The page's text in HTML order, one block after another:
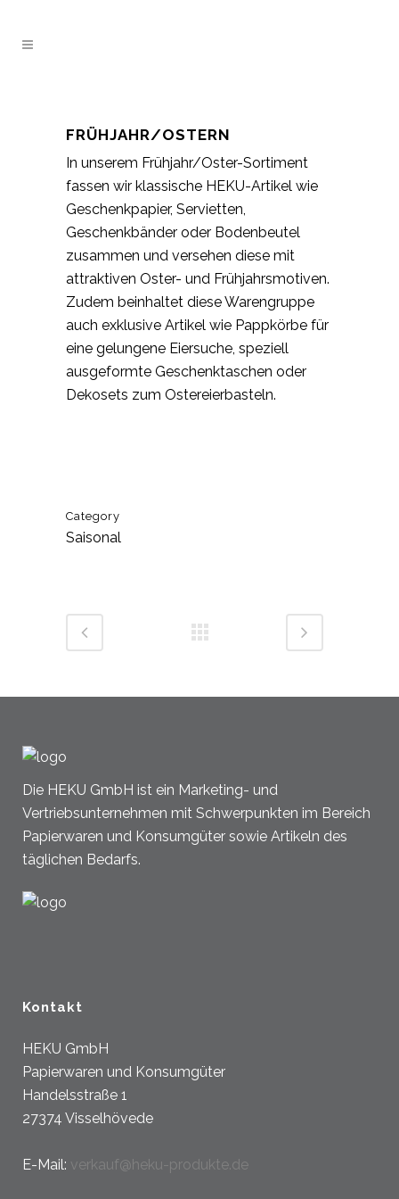
FRÜHJAHR/OSTERN
In unserem Frühjahr/Oster-Sortiment
fassen wir klassische HEKU-Artikel wie
Geschenkpapier, Servietten,
Geschenkbänder oder Bodenbeutel
zusammen und versehen diese mit
attraktiven Oster- und Frühjahrsmotiven.
Zudem beinhaltet diese Warengruppe
auch exklusive Artikel wie Pappkörbe für
eine gelungene Eiersuche, speziell
ausgeformte Geschenktaschen oder
Dekosets zum Ostereierbasteln.
Category
Saisonal
Die HEKU GmbH ist ein Marketing- und
Vertriebsunternehmen mit Schwerpunkten im Bereich
Papierwaren und Konsumgüter sowie Artikeln des
täglichen Bedarfs.
Kontakt
HEKU GmbH
Papierwaren und Konsumgüter
Handelsstraße 1
27374 Visselhövede
E-Mail: verkauf@heku-produkte.de